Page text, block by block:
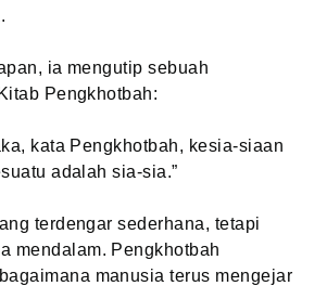
ia mengutip sebuah
Pengkhotbah:
kata Pengkhotbah, kesia-siaan
adalah sia-sia.”
terdengar sederhana, tetapi
mendalam. Pengkhotbah
manusia terus mengejar